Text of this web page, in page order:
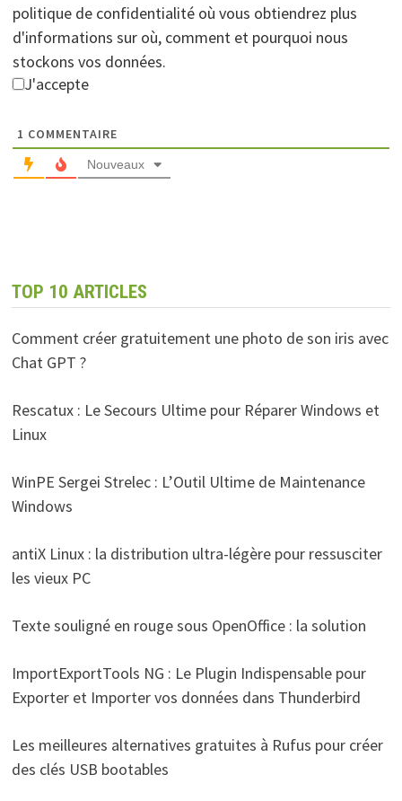
politique de confidentialité où vous obtiendrez plus
d'informations sur où, comment et pourquoi nous
stockons vos données.
J'accepte
1 COMMENTAIRE
Nouveaux
TOP 10 ARTICLES
Comment créer gratuitement une photo de son iris avec
Chat GPT ?
Rescatux : Le Secours Ultime pour Réparer Windows et
Linux
WinPE Sergei Strelec : L’Outil Ultime de Maintenance
Windows
antiX Linux : la distribution ultra-légère pour ressusciter
les vieux PC
Texte souligné en rouge sous OpenOffice : la solution
ImportExportTools NG : Le Plugin Indispensable pour
Exporter et Importer vos données dans Thunderbird
Les meilleures alternatives gratuites à Rufus pour créer
des clés USB bootables